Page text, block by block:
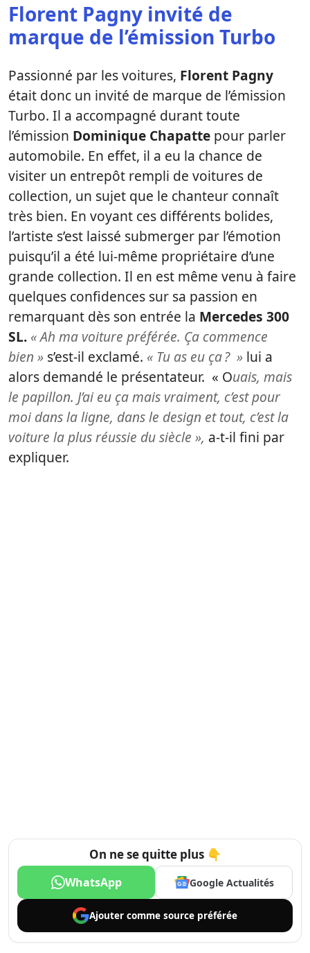
Florent Pagny invité de
marque de l’émission Turbo
Passionné par les voitures, Florent Pagny
était donc un invité de marque de l’émission
Turbo. Il a accompagné durant toute
l’émission Dominique Chapatte pour parler
automobile. En effet, il a eu la chance de
visiter un entrepôt rempli de voitures de
collection, un sujet que le chanteur connaît
très bien. En voyant ces différents bolides,
l’artiste s’est laissé submerger par l’émotion
puisqu’il a été lui-même propriétaire d’une
grande collection. Il en est même venu à faire
quelques confidences sur sa passion en
remarquant dès son entrée la Mercedes 300
SL. « Ah ma voiture préférée. Ça commence
bien » s’est-il exclamé. « Tu as eu ça ? » lui a
alors demandé le présentateur. « Ouais, mais
le papillon. J’ai eu ça mais vraiment, c’est pour
moi dans la ligne, dans le design et tout, c’est la
voiture la plus réussie du siècle », a-t-il fini par
expliquer.
On ne se quitte plus 👇
WhatsApp Google Actualités
Ajouter comme source préférée